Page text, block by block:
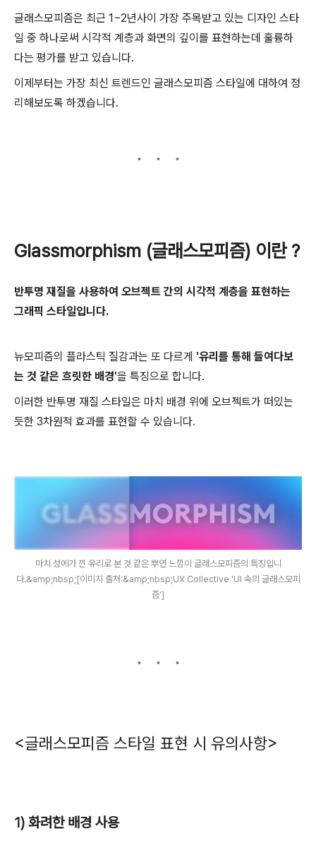
글래스모피즘은 최근 1~2년사이 가장 주목받고 있는 디자인 스타
일 중 하나로써 시각적 계층과 화면의 깊이를 표현하는데 훌륭하
다는 평가를 받고 있습니다.
이제부터는 가장 최신 트렌드인 글래스모피즘 스타일에 대하여 정
리해보도록 하겠습니다.
Glassmorphism (글래스모피즘) 이란 ?
반투명 재질을 사용하여 오브젝트 간의 시각적 계층을 표현하는
그래픽 스타일입니다.
뉴모피즘의 플라스틱 질감과는 또 다르게 '유리를 통해 들여다보
는 것 같은 흐릿한 배경'을 특징으로 합니다.
이러한 반투명 재질 스타일은 마치 배경 위에 오브젝트가 떠있는
듯한 3차원적 효과를 표현할 수 있습니다.
마치 성에가 낀 유리로 본 것 같은 뿌연 느낌이 글래스모피즘의 특징입니
다.&amp;nbsp;[이미지 출처:&amp;nbsp;UX Collective 'UI 속의 글래스모피
즘']
<글래스모피즘 스타일 표현 시 유의사항>
1) 화려한 배경 사용